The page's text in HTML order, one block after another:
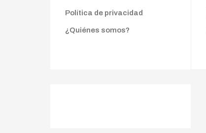
Política de privacidad
¿Quiénes somos?